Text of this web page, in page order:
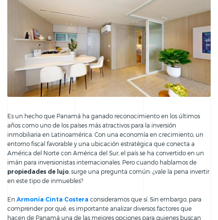
Es un hecho que Panamá ha ganado reconocimiento en los últimos
años como uno de los países más atractivos para la inversión
inmobiliaria en Latinoamérica. Con una economía en crecimiento, un
entorno fiscal favorable y una ubicación estratégica que conecta a
América del Norte con América del Sur, el país se ha convertido en un
imán para inversionistas internacionales. Pero cuando hablamos de
propiedades de lujo , surge una pregunta común: ¿vale la pena invertir
en este tipo de inmuebles?
En Armonía Cinta Costera consideramos que sí. Sin embargo, para
comprender por qué, es importante analizar diversos factores que
hacen de Panamá una de las mejores opciones para quienes buscan